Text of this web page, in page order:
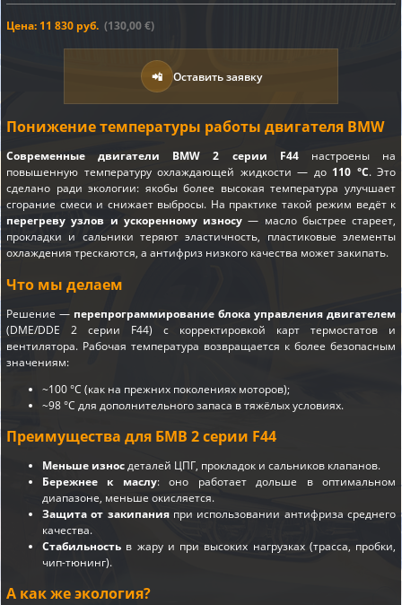
Цена: 11 830 руб. (130,00 €)
📲 Оставить заявку
Понижение температуры работы двигателя BMW
Современные двигатели BMW 2 серии F44настроены на
повышенную температуру охлаждающей жидкости — до 110 °C. Это
сделано ради экологии: якобы более высокая температура улучшает
сгорание смеси и снижает выбросы. На практике такой режим ведёт к
перегреву узлов и ускоренному износу — масло быстрее стареет,
прокладки и сальники теряют эластичность, пластиковые элементы
охлаждения трескаются, а антифриз низкого качества может закипать.
Что мы делаем
Решение — перепрограммирование блока управления двигателем
(DME/DDE 2 серии F44) с корректировкой карт термостатов и
вентилятора. Рабочая температура возвращается к более безопасным
значениям:
~100 °C (как на прежних поколениях моторов);
~98 °C для дополнительного запаса в тяжёлых условиях.
Преимущества для БМВ 2 серии F44
Меньше износдеталей ЦПГ, прокладок и сальников клапанов.
Бережнее к маслу: оно работает дольше в оптимальном
диапазоне, меньше окисляется.
Защита от закипанияпри использовании антифриза среднего
качества.
Стабильность в жару и при высоких нагрузках (трасса, пробки,
чип-тюнинг).
А как же экология?